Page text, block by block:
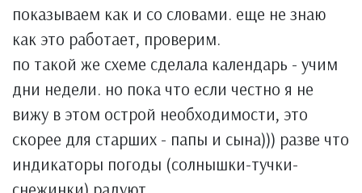
показываем как и со словами. еще не знаю
как это работает, проверим.
по такой же схеме сделала календарь - учим
дни недели. но пока что если честно я не
вижу в этом острой необходимости, это
скорее для старших - папы и сына))) разве что
индикаторы погоды (солнышки-тучки-